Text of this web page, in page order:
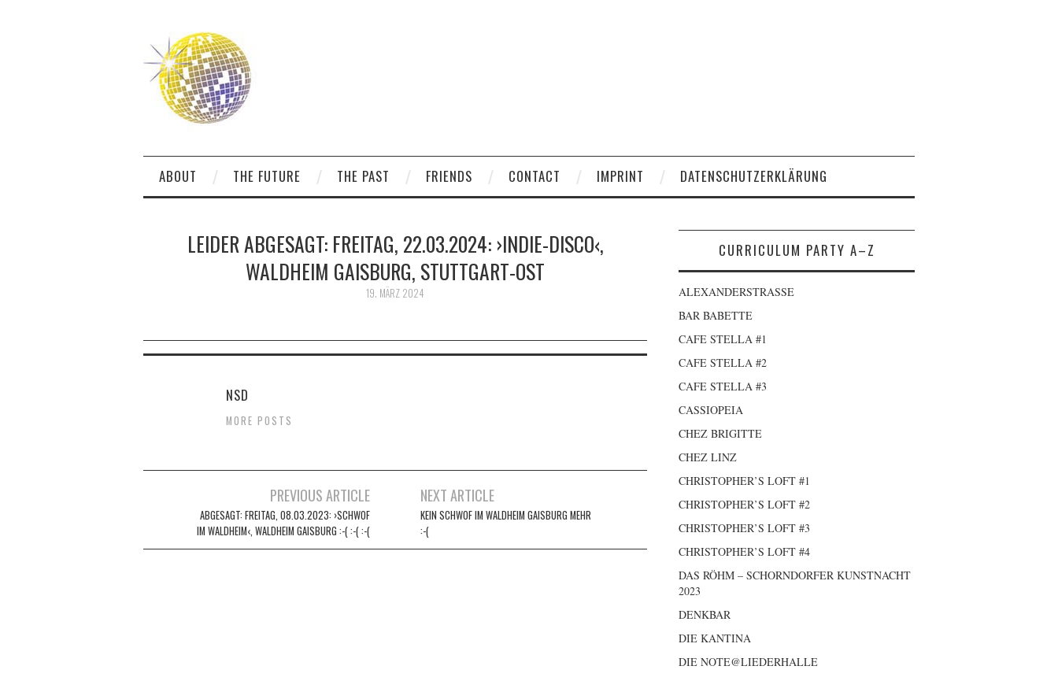
ABOUT THE FUTURE THE PAST FRIENDS CONTACT IMPRINT DATENSCHUTZERKLÄRUNG
LEIDER ABGESAGT: FREITAG, 22.03.2024: ›INDIE-DISCO‹,
WALDHEIM GAISBURG, STUTTGART-OST
19. MÄRZ 2024
NSD
MORE POSTS
Artikel-
Navigation
PREVIOUS ARTICLE
ABGESAGT: FREITAG, 08.03.2023: ›SCHWOF
IM WALDHEIM‹, WALDHEIM GAISBURG :-( :-( :-(
NEXT ARTICLE
KEIN SCHWOF IM WALDHEIM GAISBURG MEHR
:-(
CURRICULUM PARTY A–Z
ALEXANDERSTRASSE
BAR BABETTE
CAFE STELLA #1
CAFE STELLA #2
CAFE STELLA #3
CASSIOPEIA
CHEZ BRIGITTE
CHEZ LINZ
CHRISTOPHER’S LOFT #1
CHRISTOPHER’S LOFT #2
CHRISTOPHER’S LOFT #3
CHRISTOPHER’S LOFT #4
DAS RÖHM – SCHORNDORFER KUNSTNACHT
2023
DENKBAR
DIE KANTINA
DIE NOTE@LIEDERHALLE